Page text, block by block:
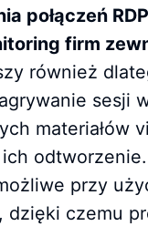
połączeń
firm
również
sesji
materiałów
przy
dzięki czemu